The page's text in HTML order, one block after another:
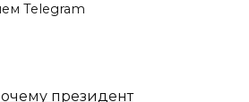
Telegram